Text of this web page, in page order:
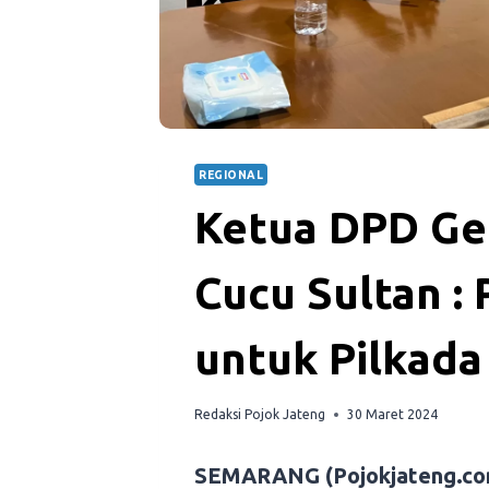
REGIONAL
Ketua DPD
Cucu Sultan :
untuk
Redaksi Pojok Jateng 30 Maret 2024
SEMARANG